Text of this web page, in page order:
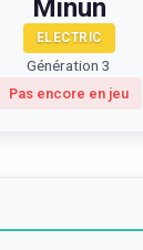
Minun
ELECTRIC
Génération 3
Pas encore en jeu